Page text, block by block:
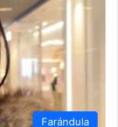
Farándula